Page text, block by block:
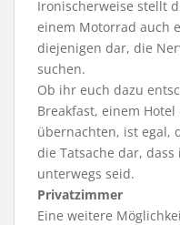
Ironischerweise stellt
einem Motorrad auch
diejenigen dar, die
suchen.
Ob ihr euch dazu
Breakfast, einem
übernachten, ist egal,
die Tatsache dar,
unterwegs seid.
Privatzimmer
Eine weitere